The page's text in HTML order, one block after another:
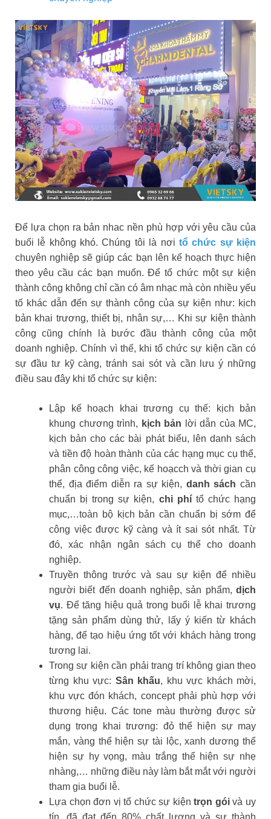
Để lựa chọn ra bản nhac nền phù hợp với yêu cầu của
buổi lễ không khó. Chúng tôi là nơi tổ chức sự kiện
chuyên nghiệp sẽ giúp các bạn lên kế hoạch thực hiện
theo yêu cầu các bạn muốn. Để tổ chức một sự kiện
thành công không chỉ cần có âm nhạc mà còn nhiều yếu
tố khác dẫn đến sự thành công của sự kiện như: kịch
bản khai trương, thiết bị, nhân sự,… Khi sự kiện thành
công cũng chính là bước đầu thành công của một
doanh nghiệp. Chính vì thế, khi tổ chức sự kiện cần có
sự đầu tư kỹ càng, tránh sai sót và cần lưu ý những
điều sau đây khi tổ chức sự kiện:
Lập kế hoạch khai trương cụ thế: kịch bản
khung chương trình, kịch bản lời dẫn của MC,
kịch bản cho các bài phát biểu, lên danh sách
và tiền độ hoàn thành của các hạng mục cụ thể,
phân công công việc, kế hoạcch và thời gian cụ
thể, địa điểm diễn ra sự kiện, danh sách cần
chuẩn bị trong sự kiện, chi phítổ chức hạng
mục,…toàn bộ kịch bản cần chuẩn bị sớm để
công việc được kỹ càng và ít sai sót nhất. Từ
đó, xác nhận ngân sách cụ thể cho doanh
nghiệp.
Truyền thông trước và sau sự kiện để nhiều
người biết đến doanh nghiệp, sản phẩm, dịch
vụ. Để tăng hiệu quả trong buổi lễ khai trương
tặng sản phẩm dùng thử, lấy ý kiến từ khách
hàng, để tạo hiệu ứng tốt với khách hàng trong
tương lai.
Trong sự kiện cần phải trang trí không gian theo
từng khu vực: Sân khấu, khu vực khách mời,
khu vực đón khách, concept phải phù hợp với
thương hiệu. Các tone màu thường được sử
dụng trong khai trương: đỏ thể hiện sự may
mắn, vàng thể hiện sự tài lộc, xanh dương thể
hiện sự hy vọng, màu trắng thể hiện sự nhẹ
nhàng,… những điều này làm bắt mắt với người
tham gia buổi lễ.
Lựa chọn đơn vị tổ chức sự kiệntrọn góivà uy
tín, đã đạt đến 80% chất lượng và sự thành